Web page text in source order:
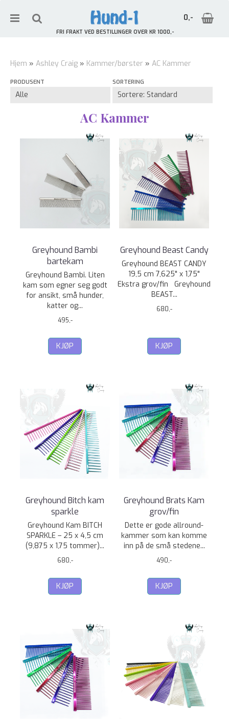
0,-
FRI FRAKT VED BESTILLINGER OVER KR 1000,-
Hjem » Ashley Craig » Kammer/børster » AC Kammer
PRODUSENT SORTERING
AC Kammer
Greyhound Bambi
bartekam
Greyhound Bambi. Liten
kam som egner seg godt
for ansikt, små hunder,
katter og...
495,-
KJØP
Greyhound Beast Candy
Greyhound BEAST CANDY
19,5 cm 7,625" x 1,75"
Ekstra grov/fin Greyhound
BEAST...
680,-
KJØP
Greyhound Bitch kam
sparkle
Greyhound Kam BITCH
SPARKLE – 25 x 4,5 cm
(9,875 x 1,75 tommer)...
680,-
KJØP
Greyhound Brats Kam
grov/fin
Dette er gode allround-
kammer som kan komme
inn på de små stedene...
490,-
KJØP